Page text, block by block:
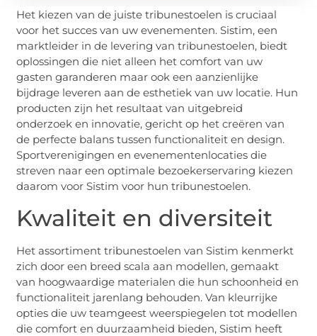
Het kiezen van de juiste tribunestoelen is cruciaal
voor het succes van uw evenementen. Sistim, een
marktleider in de levering van tribunestoelen, biedt
oplossingen die niet alleen het comfort van uw
gasten garanderen maar ook een aanzienlijke
bijdrage leveren aan de esthetiek van uw locatie. Hun
producten zijn het resultaat van uitgebreid
onderzoek en innovatie, gericht op het creëren van
de perfecte balans tussen functionaliteit en design.
Sportverenigingen en evenementenlocaties die
streven naar een optimale bezoekerservaring kiezen
daarom voor Sistim voor hun tribunestoelen.
Kwaliteit en diversiteit
Het assortiment tribunestoelen van Sistim kenmerkt
zich door een breed scala aan modellen, gemaakt
van hoogwaardige materialen die hun schoonheid en
functionaliteit jarenlang behouden. Van kleurrijke
opties die uw teamgeest weerspiegelen tot modellen
die comfort en duurzaamheid bieden, Sistim heeft